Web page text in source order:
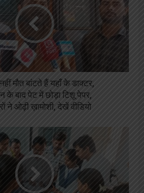
मौत बांटते हैं यहाँ के डाक्टर,
बाद पेट में छोड़ा टिशू पेपर,
ने ओढ़ी ख़ामोशी, देखें वीडियो